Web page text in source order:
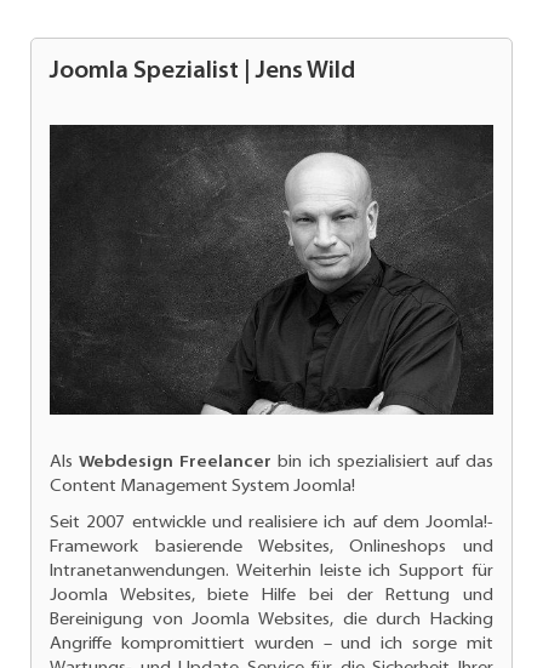
Joomla Spezialist | Jens Wild
AlsWebdesign Freelancer bin ich spezialisiert auf das
Content Management System Joomla!
Seit 2007 entwickle und realisiere ich auf dem Joomla!-
Framework basierende Websites, Onlineshops und
Intranetanwendungen. Weiterhin leiste ichSupport für
Joomla Websites, biete Hilfe bei der Rettung und
Bereinigung von Joomla Websites, die durch Hacking
Angriffe kompromittiert wurden – und ich sorge mit